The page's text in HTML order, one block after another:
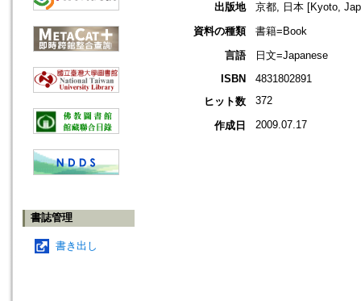
書誌管理
書き出し
出版地
京都, 日本 [Kyoto,
資料の種類
書籍=Book
言語
日文=Japanese
ISBN
4831802891
ヒット数
372
作成日 2009.07.17